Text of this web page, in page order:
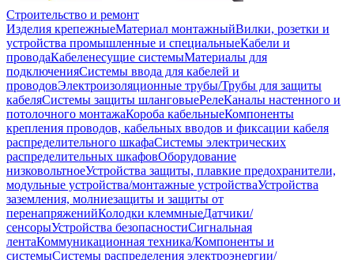
Строительство и ремонт
Изделия крепежныеМатериал монтажныйВилки, розетки и
устройства промышленные и специальныеКабели и
проводаКабеленесущие системыМатериалы для
подключенияСистемы ввода для кабелей и
проводовЭлектроизоляционные трубы/Трубы для защиты
кабеляСистемы защиты шланговыеРелеКаналы настенного и
потолочного монтажаКороба кабельныеКомпоненты
крепления проводов, кабельных вводов и фиксации кабеля
распределительного шкафаСистемы электрических
распределительных шкафовОборудование
низковольтноеУстройства защиты, плавкие предохранители,
модульные устройства/монтажные устройстваУстройства
заземления, молниезащиты и защиты от
перенапряженийКолодки клеммныеДатчики/
сенсорыУстройства безопасностиСигнальная
лентаКоммуникационная техника/Компоненты и
системыСистемы распределения электроэнергии/